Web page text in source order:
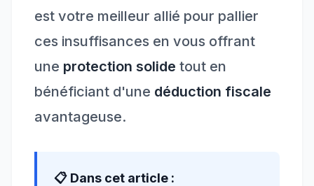
est votre meilleur allié pour pallier
ces insuffisances en vous offrant
une protection solide tout en
bénéficiant d'une déduction fiscale
avantageuse.
📋 Dans cet article :